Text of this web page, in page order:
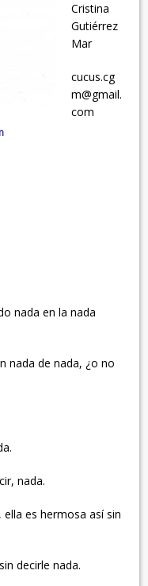
Cristina
Gutiérrez
Mar
cucus.cg
m@gmail.
com
nada en la nada
nada de nada, ¿o no
nada.
es hermosa así sin
decirle nada.